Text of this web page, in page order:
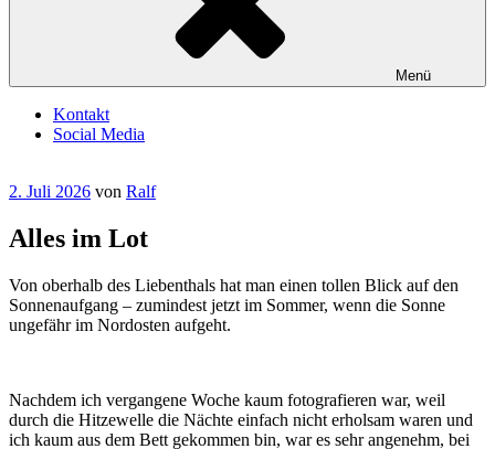
Menü
Kontakt
Social Media
Veröffentlicht
2. Juli 2026 von Ralf
Alles im Lot
Von oberhalb des Liebenthals hat man einen tollen Blick auf den
Sonnenaufgang – zumindest jetzt im Sommer, wenn die Sonne
ungefähr im Nordosten aufgeht.
Nachdem ich vergangene Woche kaum fotografieren war, weil
durch die Hitzewelle die Nächte einfach nicht erholsam waren und
ich kaum aus dem Bett gekommen bin, war es sehr angenehm, bei